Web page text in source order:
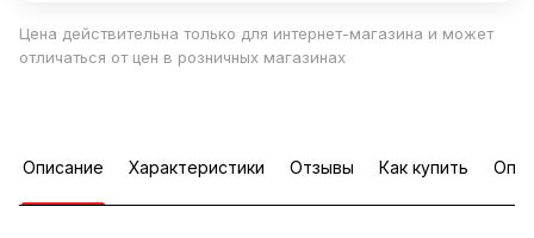
Цена действительна только для интернет-магазина и может
отличаться от цен в розничных магазинах
Описание Характеристики Отзывы Как купить